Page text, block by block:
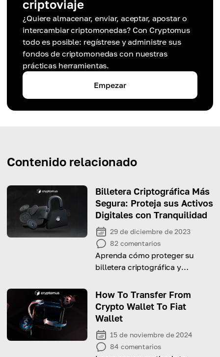
criptoviaje
¿Quiere almacenar, enviar, aceptar, apostar o
intercambiar criptomonedas? Con Cryptomus
todo es posible: regístrese y administre sus
fondos de criptomonedas con nuestras
prácticas herramientas.
Empezar
Contenido relacionado
Billetera Criptográfica Más
Segura: Proteja sus Activos
Digitales con Tranquilidad
29 de diciembre de 2023
82 comentarios
Aprenda cómo proteger su
billetera criptográfica y
con esta guía completa
How To Transfer From
Crypto Wallet To Fiat
Wallet
15 de noviembre de 2024
84 comentarios